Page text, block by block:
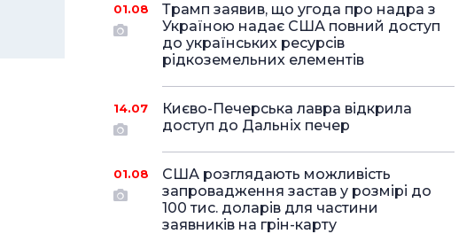
01.08
Трамп заявив, що угода про надра з
Україною надає США повний доступ
до українських ресурсів
рідкоземельних елементів
14.07
Києво-Печерська лавра відкрила
доступ до Дальніх печер
01.08
США розглядають можливість
запровадження застав у розмірі до
100 тис. доларів для частини
заявників на грін-карту